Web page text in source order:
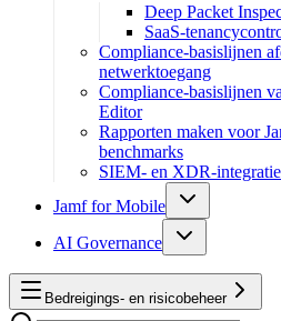
Deep Packet
SaaS-
Compliance-basislijnen
netwerktoegang
Compliance-basislijnen
Editor
Rapporten maken voor
benchmarks
SIEM- en XDR-integratie
Jamf for Mobile
AI Governance
Bedreigings- en risicobeheer